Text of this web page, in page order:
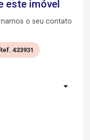
este imóvel
o seu contato
433931